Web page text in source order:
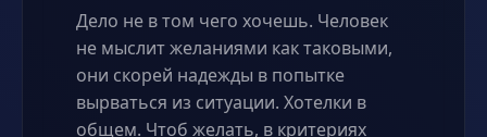
Дело не в том чего хочешь. Человек
не мыслит желаниями как таковыми,
они скорей надежды в попытке
вырваться из ситуации. Хотелки в
общем. Чтоб желать, в критериях